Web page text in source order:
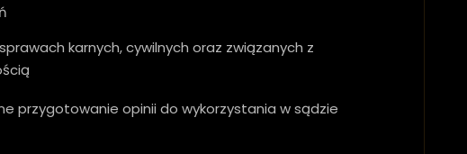
karnych, cywilnych oraz związanych z
przygotowanie opinii do wykorzystania w sądzie